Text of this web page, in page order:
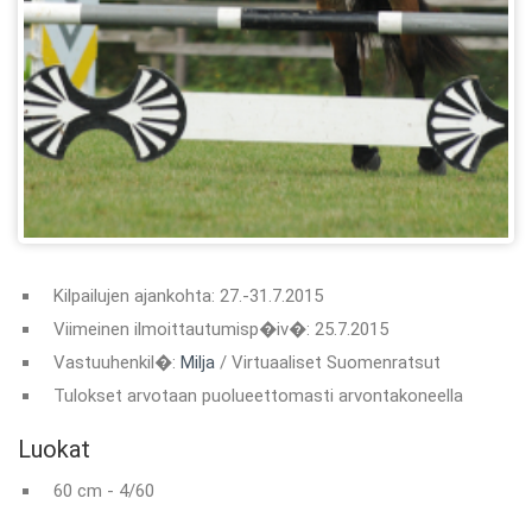
Kilpailujen ajankohta: 27.-31.7.2015
Viimeinen ilmoittautumisp�iv�: 25.7.2015
Vastuuhenkil�: Milja / Virtuaaliset Suomenratsut
Tulokset arvotaan puolueettomasti arvontakoneella
Luokat
60 cm - 4/60